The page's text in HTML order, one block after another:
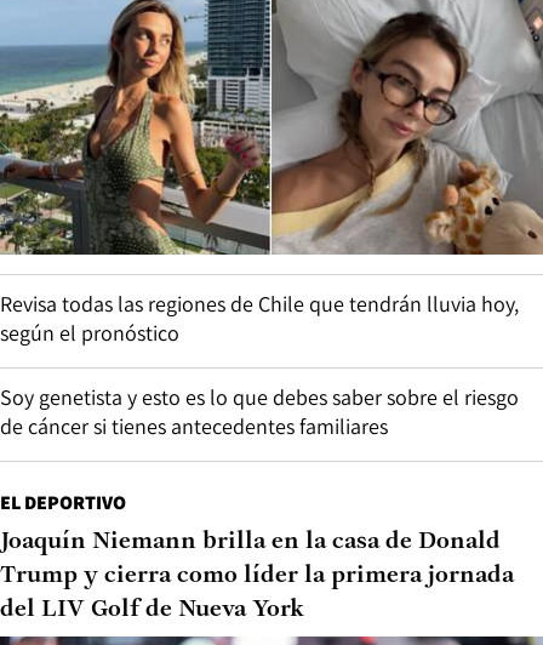
Revisa todas las regiones de Chile que tendrán lluvia hoy,
según el pronóstico
Soy genetista y esto es lo que debes saber sobre el riesgo
de cáncer si tienes antecedentes familiares
EL DEPORTIVO
Joaquín Niemann brilla en la casa de Donald
Trump y cierra como líder la primera jornada
del LIV Golf de Nueva York